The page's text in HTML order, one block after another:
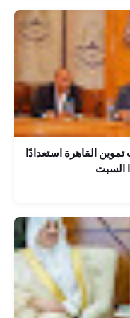
القاهرة استعدادًا
السبت